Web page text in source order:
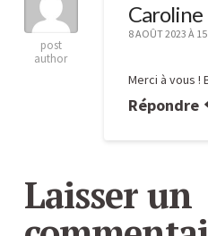
post
author
Caroline
8 AOÛT 2023 À
Merci à vous
Répondre
Laisser un